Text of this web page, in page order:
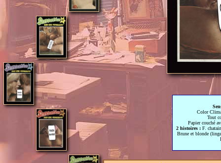
Color
Tout
Papier couché
2 histoires : F.
Brune et blonde